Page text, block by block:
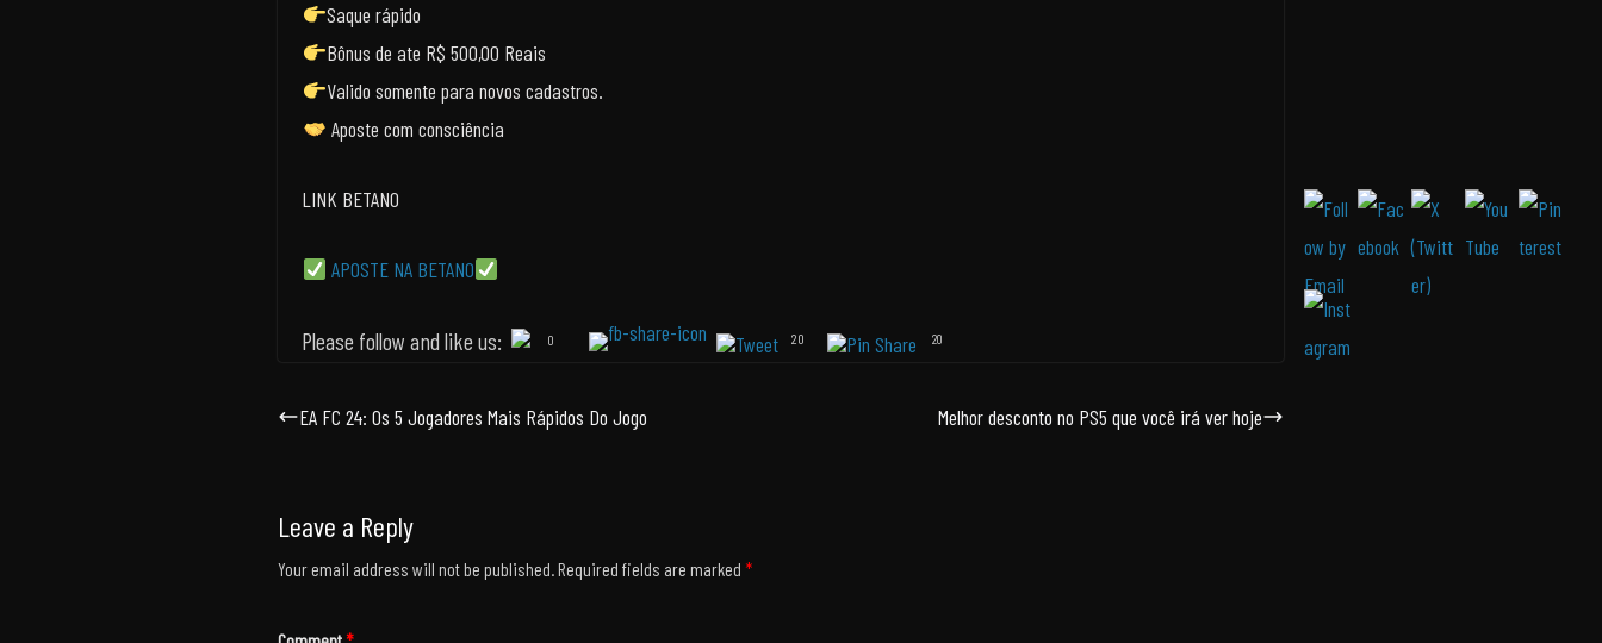
Saque rápido
Bônus de ate R$ 500,00 Reais
Valido somente para novos cadastros.
Aposte com consciência
LINK BETANO
APOSTE NA BETANO
Please follow and like us: 0 20 20
EA FC 24: Os 5 Jogadores Mais Rápidos Do Jogo Melhor desconto no PS5 que você irá ver hoje
Leave a Reply
Your email address will not be published.Required fields are marked*